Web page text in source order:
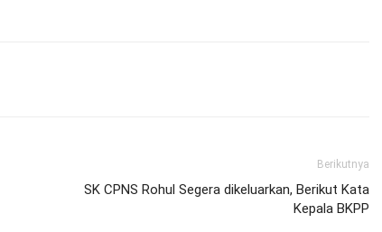
Berikutnya
SK CPNS Rohul Segera dikeluarkan, Berikut Kata
Kepala BKPP